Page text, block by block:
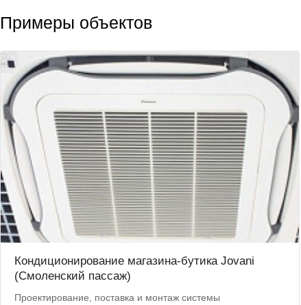
Примеры объектов
Кондиционирование магазина-бутика Jovani
(Смоленский пассаж)
Проектирование, поставка и монтаж системы